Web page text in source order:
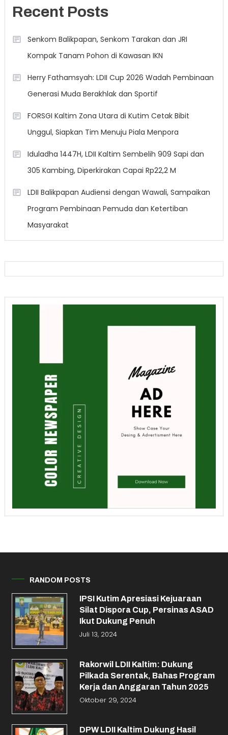
Recent Posts
Senkom Balikpapan, Senkom Tarakan dan JRI
Kompak Tanam Pohon di Kawasan IKN
Herry Fathamsyah: LDII Cup 2026 Wadah Pembinaan
Generasi Muda Berakhlak dan Sportif
FORSGI Kaltim Zona Utara di Kutim Cetak Bibit
Unggul, Siapkan Tim Menuju Piala Menpora
Iduladha 1447H, LDII Kaltim Sembelih 909 Sapi dan
305 Kambing, Diperkirakan Capai Rp22,2 M
LDII Balikpapan Audiensi dengan Wawali, Sampaikan
Program Pembinaan Pemuda dan Ketertiban
Masyarakat
RANDOM POSTS
IPSI Kutim Apresiasi Kejuaraan
Silat Dispora Cup, Persinas ASAD
Ikut Dukung Penuh
Juli 13, 2024
Rakorwil LDII Kaltim: Dukung
Pilkada Serentak, Bahas Program
Kerja dan Anggaran Tahun 2025
Oktober 29, 2024
DPW LDII Kaltim Dukung Hasil